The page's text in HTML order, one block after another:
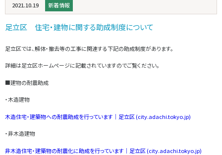
2021.10.19 新着情報
足立区 住宅・建物に関する助成制度について
足立区では、解体・撤去等の工事に関連する下記の助成制度があります。
詳細は足立区ホームページに記載されていますのでご覧ください。
■建物の耐震助成
・木造建物
木造住宅・建築物への耐震助成を行っています｜足立区 (city.adachi.tokyo.jp)
・非木造建物
非木造住宅・建築物の耐震化に助成を行っています｜足立区 (city.adachi.tokyo.jp)